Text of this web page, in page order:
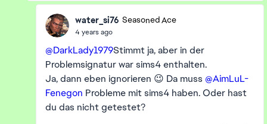
water_si76 Seasoned Ace
4 years ago
@DarkLady1979Stimmt ja, aber in der
Problemsignatur war sims4 enthalten.
Ja, dann eben ignorieren 😉 Da muss @AimLuL-
Fenegon Probleme mit sims4 haben. Oder hast
du das nicht getestet?